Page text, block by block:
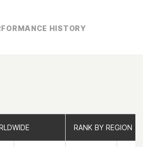
HISTORY
RANK BY REGION
RANK BY REGION